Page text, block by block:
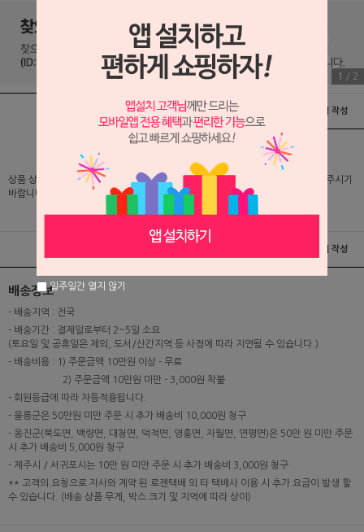
1 / 2
배송 및 교환/반품안내 상품후기 및 평가서 작성
상품 상세 설명 및 실제 구매 가격은 로그인 후 확인 가능하오니 반드시 로그인해 주시기
바랍니다.
상품후기 및 평가서 작성
배송정보
- 배송지역 : 전국
- 배송기간 : 결제일로부터 2~5일 소요
(토요일 및 공휴일은 제외, 도서/산간지역 등 사정에 따라 지연될 수 있습니다.)
- 배송비용 : 1) 주문금액 10만원 이상 - 무료
2) 주문금액 10만원 미만 - 3,000원 착불
- 회원등급에 따라 차등적용됩니다.
- 울릉군은 50만원 미만 주문 시 추가 배송비 10,000원 청구
- 옹진군(북도면, 백령면, 대청면, 덕적면, 영흥면, 자월면, 연평면)은 50만 원 미만 주문
시 추가 배송비 5,000원 청구
- 제주시 / 서귀포시는 10만 원 미만 주문 시 추가 배송비 3,000원 청구
** 고객의 요청으로 자사와 계약 된 로젠택배 외 타 택배사 이용 시 추가 요금이 발생 할
수 있습니다. (배송 상품 무게, 박스 크기 및 지역에 따라 상이)
일주일간 열지 않기